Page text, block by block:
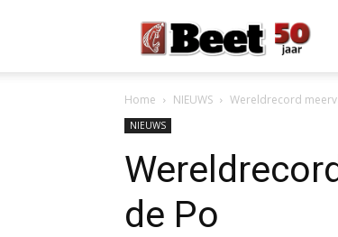
Home NIEUWS Wereldrecord
NIEUWS
de Po